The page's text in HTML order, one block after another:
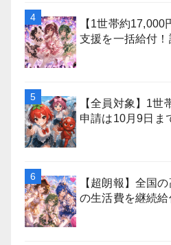
【1世帯約
支援を一括給付
【全員対象】1世
申請は10月9日ま
【超朗報】全国
の生活費を継続給